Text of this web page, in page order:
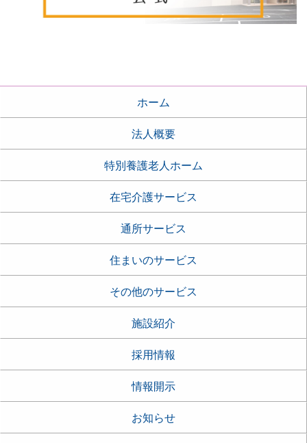
ホーム
法人概要
特別養護老人ホーム
在宅介護サービス
通所サービス
住まいのサービス
その他のサービス
施設紹介
採用情報
情報開示
お知らせ